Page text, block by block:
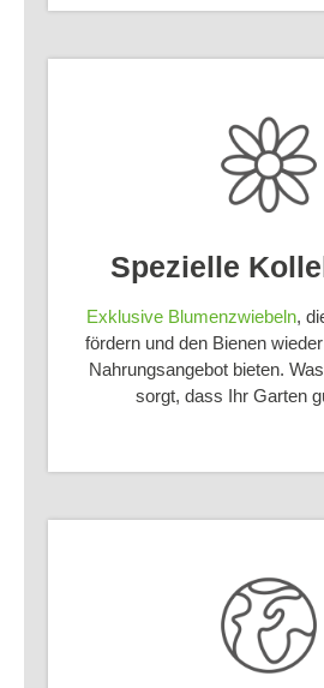
Spezielle
Exklusive Blumenzwiebeln,
fördern und den Bienen
Nahrungsangebot bieten.
sorgt, dass Ihr Garten